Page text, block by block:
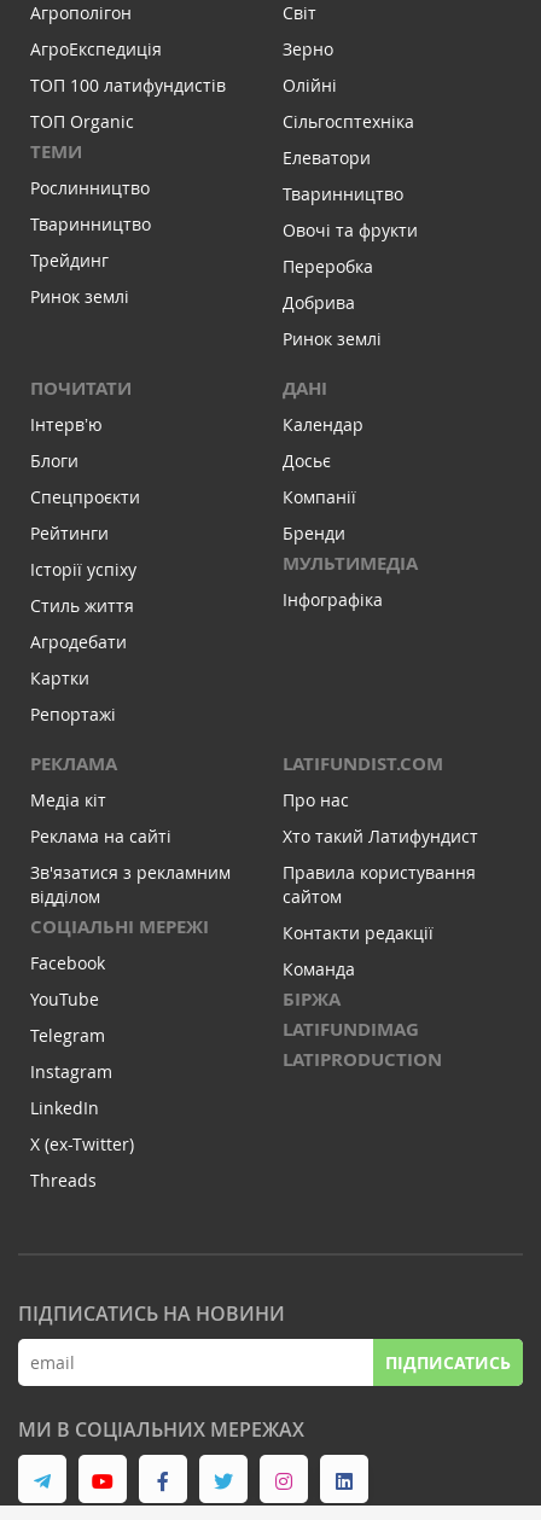
Агрополігон
АгроЕкспедиція
ТОП 100 латифундистів
ТОП Organic
ТЕМИ
Рослинництво
Тваринництво
Трейдинг
Ринок землі
Світ
Зерно
Олійні
Сільгосптехніка
Елеватори
Тваринництво
Овочі та фрукти
Переробка
Добрива
Ринок землі
ПОЧИТАТИ
Інтервʼю
Блоги
Спецпроєкти
Рейтинги
Історії успіху
Стиль життя
Агродебати
Картки
Репортажі
ДАНІ
Календар
Досьє
Компанії
Бренди
МУЛЬТИМЕДІА
Інфографіка
РЕКЛАМА
Медіа кіт
Реклама на сайті
Зв'язатися з рекламним
відділом
СОЦІАЛЬНІ МЕРЕЖІ
Facebook
YouTube
Telegram
Instagram
LinkedIn
X (ex-Twitter)
Threads
LATIFUNDIST.COM
Про нас
Хто такий Латифундист
Правила користування
сайтом
Контакти редакції
Команда
БІРЖА
LATIFUNDIMAG
LATIPRODUCTION
ПІДПИСАТИСЬ НА НОВИНИ
ПІДПИСАТИСЬ
МИ В СОЦІАЛЬНИХ МЕРЕЖАХ